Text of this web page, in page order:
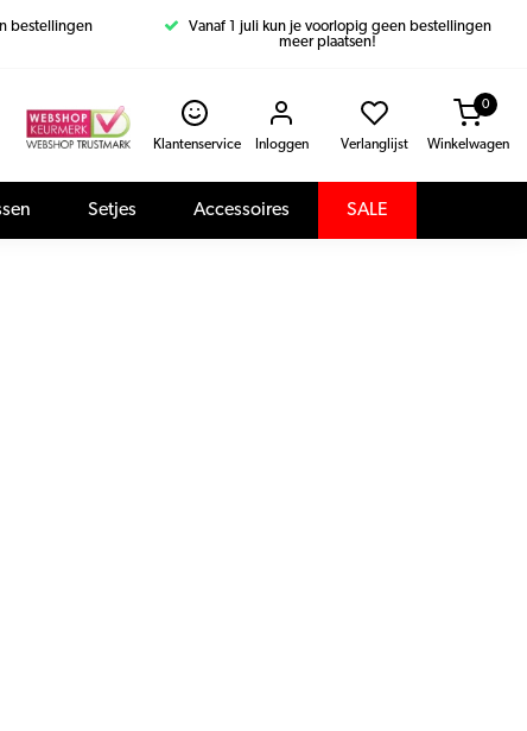
bestellingen
Vanaf 1 juli kun je voorlopig geen bestellingen
meer plaatsen!
Klantenservice Inloggen Verlanglijst Winkelwagen
0
Setjes Accessoires SALE